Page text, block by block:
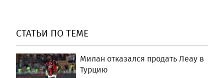
СТАТЬИ ПО ТЕМЕ
Милан отказался продать Леау в
Турцию